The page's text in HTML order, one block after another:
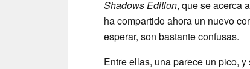
Shadows Edition, que se acerca
ha compartido ahora un nuevo
esperar, son bastante confusas.
Entre ellas, una parece un pico,